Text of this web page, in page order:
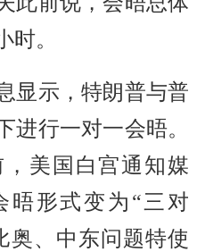
时。
显示，特朗普与普
进行一对一会晤。
美国白宫通知媒
晤形式变为“三对
奥、中东问题特使